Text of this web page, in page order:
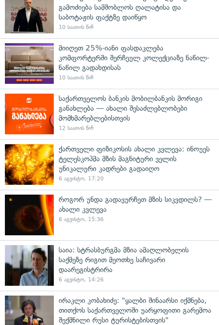
გამოძიება სამშობლოს ღალატისა და
საბოტაჟის ფაქტზე დაიწყო
10 საათის წინ
მიიღეთ 25%-იანი ფასდაკლება
კომფორტერში შერჩეულ კოლექციაზე ნაწილ-
ნაწილ გადახდისას
10 საათის წინ
საქართველოს ბანკის მობილბანკის მორიგი
განახლება — ახალი შესაძლებლობები
მომხმარებლებისთვის
12 საათის წინ
ქართველი ფიზიკოსის ახალი კვლევა: ინოუეს
ტელესკოპმა მზის მაგნიტური ველის
უნიკალური კადრები გადაიღო
6 აგვისტო, 17:20
როგორ უნდა გადავურჩეთ მზის სიკვდილს? —
ახალი კვლევა
6 აგვისტო, 15:36
საია: სტრასბურგმა მზია ამაღლობელის
საქმეზე რიგით მეოთხე საჩივარი
დაარეგისტრირა
6 აგვისტო, 14:26
ირაკლი კობახიძე: "ყალბი შინაარსი იქმნება,
თითქოს საქართველოში უარყოფითი გარემოა
შექმნილი რუსი ტურისტებისთვის"